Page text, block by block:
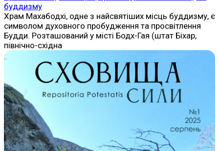
буддизму
Храм Махабодхі, одне з найсвятіших місць буддизму, є
символом духовного пробудження та просвітлення
Будди. Розташований у місті Бодх-Гая (штат Біхар,
північно-східна